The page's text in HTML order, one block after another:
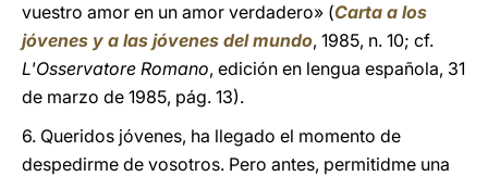
vuestro amor en un amor verdadero» (Carta a los
jóvenes y a las jóvenes del mundo, 1985, n. 10; cf.
L'Osservatore Romano, edición en lengua española, 31
de marzo de 1985, pág. 13).
6. Queridos jóvenes, ha llegado el momento de
despedirme de vosotros. Pero antes, permitidme una